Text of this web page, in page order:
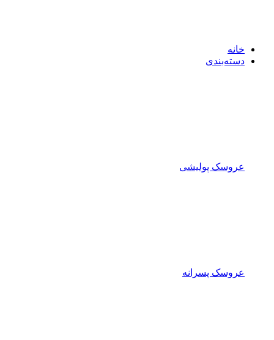
خانه
دسته‌بندی
عروسک پولیشی
عروسک پسرانه